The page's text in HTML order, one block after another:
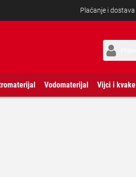
Plaćanje i dostava
Vodomaterijal Vijci i kvake